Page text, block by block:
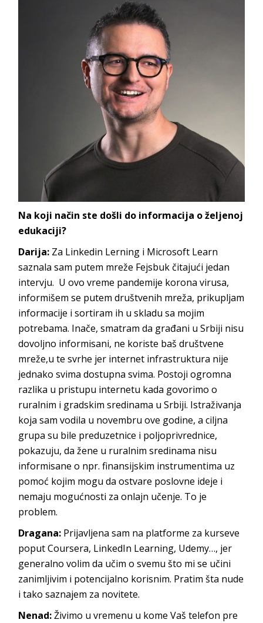
Na koji način ste došli do informacija o željenoj
edukaciji?
Darija: Za Linkedin Lerning i Microsoft Learn
saznala sam putem mreže Fejsbuk čitajući jedan
intervju. U ovo vreme pandemije korona virusa,
informišem se putem društvenih mreža, prikupljam
informacije i sortiram ih u skladu sa mojim
potrebama. Inače, smatram da građani u Srbiji nisu
dovoljno informisani, ne koriste baš društvene
mreže,u te svrhe jer internet infrastruktura nije
jednako svima dostupna svima. Postoji ogromna
razlika u pristupu internetu kada govorimo o
ruralnim i gradskim sredinama u Srbiji. Istraživanja
koja sam vodila u novembru ove godine, a ciljna
grupa su bile preduzetnice i poljoprivrednice,
pokazuju, da žene u ruralnim sredinama nisu
informisane o npr. finansijskim instrumentima uz
pomoć kojim mogu da ostvare poslovne ideje i
nemaju mogućnosti za onlajn učenje. To je
problem.
Dragana: Prijavljena sam na platforme za kurseve
poput Coursera, LinkedIn Learning, Udemy…, jer
generalno volim da učim o svemu što mi se učini
zanimljivim i potencijalno korisnim. Pratim šta nude
i tako saznajem za novitete.
Nenad:Živimo u vremenu u kome Vaš telefon pre